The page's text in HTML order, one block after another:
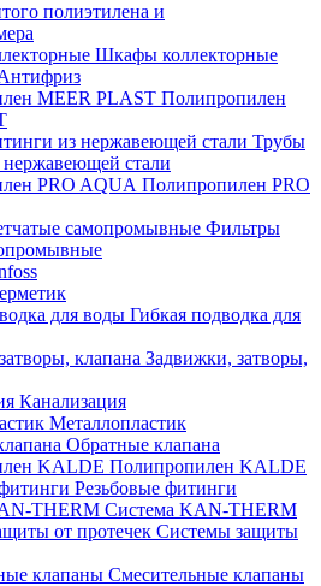
полиэтилена и
Шкафы коллекторные
Полипропилен
Трубы
стали
Полипропилен PRO
Фильтры
Гибкая подводка для
Задвижки, затворы,
Канализация
Металлопластик
Обратные клапана
Полипропилен KALDE
Резьбовые фитинги
Система KAN-THERM
Системы защиты
Смесительные клапаны